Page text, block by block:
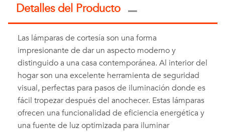
Detalles del Producto
Las lámparas de cortesía son una forma
impresionante de dar un aspecto moderno y
distinguido a una casa contemporánea. Al interior del
hogar son una excelente herramienta de seguridad
visual, perfectas para pasos de iluminación donde es
fácil tropezar después del anochecer. Estas lámparas
ofrecen una funcionalidad de eficiencia energética y
una fuente de luz optimizada para iluminar